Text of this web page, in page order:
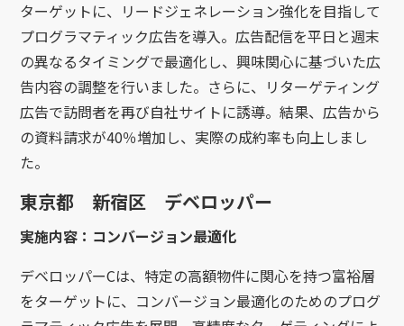
ターゲットに、リードジェネレーション強化を目指して
プログラマティック広告を導入。広告配信を平日と週末
の異なるタイミングで最適化し、興味関心に基づいた広
告内容の調整を行いました。さらに、リターゲティング
広告で訪問者を再び自社サイトに誘導。結果、広告から
の資料請求が40％増加し、実際の成約率も向上しまし
た。
東京都 新宿区 デベロッパー
実施内容：コンバージョン最適化
デベロッパーCは、特定の高額物件に関心を持つ富裕層
をターゲットに、コンバージョン最適化のためのプログ